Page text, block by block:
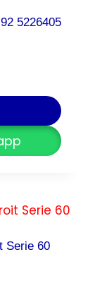
5226405
Serie 60